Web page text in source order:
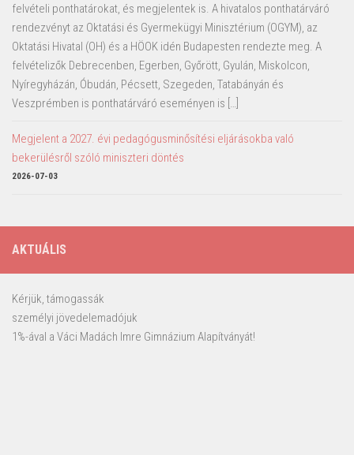
felvételi ponthatárokat, és megjelentek is. A hivatalos ponthatárváró
rendezvényt az Oktatási és Gyermekügyi Minisztérium (OGYM), az
Oktatási Hivatal (OH) és a HÖOK idén Budapesten rendezte meg. A
felvételizők Debrecenben, Egerben, Győrött, Gyulán, Miskolcon,
Nyíregyházán, Óbudán, Pécsett, Szegeden, Tatabányán és
Veszprémben is ponthatárváró eseményen is […]
Megjelent a 2027. évi pedagógusminősítési eljárásokba való
bekerülésről szóló miniszteri döntés
2026-07-03
AKTUÁLIS
Kérjük, támogassák
személyi jövedelemadójuk
1%-ával a Váci Madách Imre Gimnázium Alapítványát!